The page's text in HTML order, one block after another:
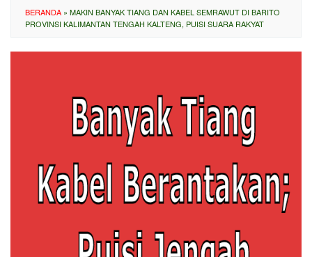
BERANDA » MAKIN BANYAK TIANG DAN KABEL SEMRAWUT DI BARITO
PROVINSI KALIMANTAN TENGAH KALTENG, PUISI SUARA RAKYAT